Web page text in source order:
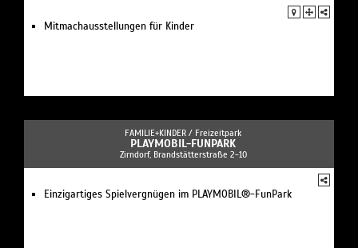
Mitmachausstellungen für Kinder
FAMILIE+KINDER / Freizeitpark
PLAYMOBIL-FUNPARK
Zirndorf, Brandstätterstraße 2-10
Einzigartiges Spielvergnügen im PLAYMOBIL®-FunPark